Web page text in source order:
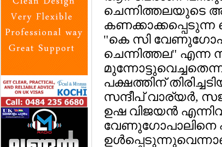
ചെന്നിത്തലയുടെ
''കെ സി
ചെന്നിത്തല'' എന്ന
പക്ഷത്തിന്
സന്ദീപ് വാര്യര്‍,
ഉഷ വിജയന്‍
വേണുഗോപാലിനെ